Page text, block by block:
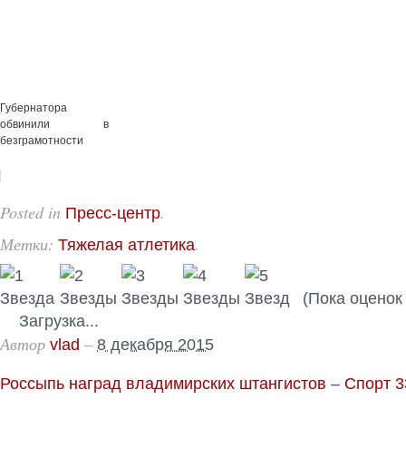
Губернатора
обвинили в
безграмотности
Posted in Пресс-центр.
Метки: Тяжелая атлетика.
(Пока оценок
Загрузка...
Автор vlad – 8 декабря 2015
Россыпь наград владимирских штангистов – Спорт